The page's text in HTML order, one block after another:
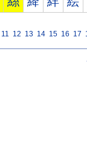
11 12 13 14 15 16 17